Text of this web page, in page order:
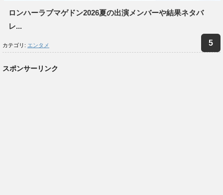
ロンハーラブマゲドン2026夏の出演メンバーや結果ネタバ
レ...
カテゴリ: エンタメ
スポンサーリンク